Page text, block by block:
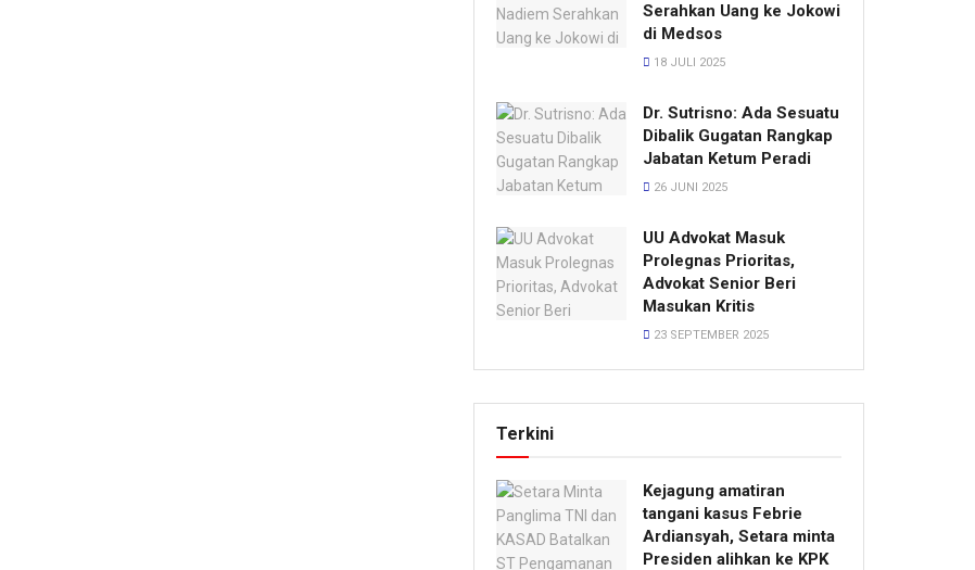
Serahkan Uang ke Jokowi
di Medsos
18 JULI 2025
Dr. Sutrisno: Ada Sesuatu
Dibalik Gugatan Rangkap
Jabatan Ketum Peradi
26 JUNI 2025
UU Advokat Masuk
Prolegnas Prioritas,
Advokat Senior Beri
Masukan Kritis
23 SEPTEMBER 2025
Terkini
Kejagung amatiran
tangani kasus Febrie
Ardiansyah, Setara minta
Presiden alihkan ke KPK